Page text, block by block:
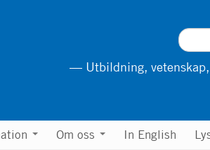
— Utbildning,
Om oss In English